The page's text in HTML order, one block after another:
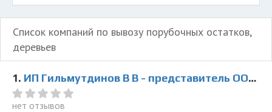
Список компаний по вывозу порубочных остатков,
деревьев
1. ИП Гильмутдинов В В - представитель ООО Ведущая Утилизирующая Компания
нет отзывов